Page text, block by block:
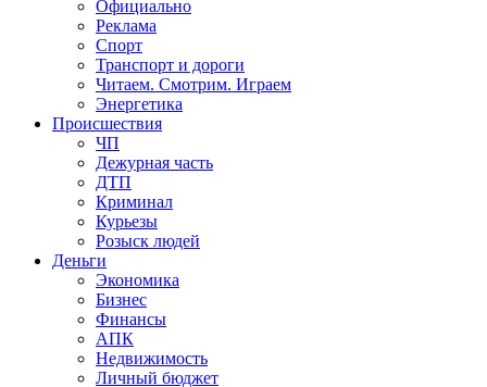
Официально
Реклама
Спорт
Транспорт и дороги
Читаем. Смотрим. Играем
Энергетика
Происшествия
ЧП
Дежурная часть
ДТП
Криминал
Курьезы
Розыск людей
Деньги
Экономика
Бизнес
Финансы
АПК
Недвижимость
Личный бюджет